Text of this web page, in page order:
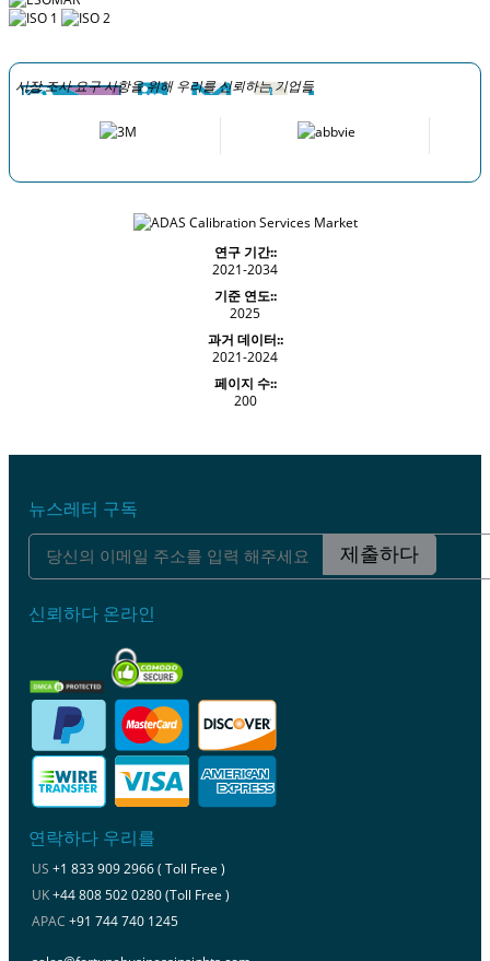
시장 조사 요구 사항을 위해 우리를 신뢰하는 기업들
연구 기간::
2021-2034
기준 연도::
2025
과거 데이터::
2021-2024
페이지 수::
200
뉴스레터 구독
제출하다
신뢰하다 온라인
연락하다 우리를
US +1 833 909 2966 ( Toll Free )
UK+44 808 502 0280 (Toll Free )
APAC +91 744 740 1245